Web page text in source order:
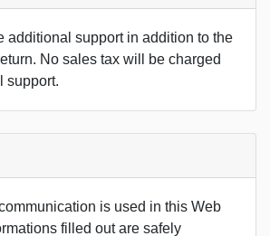
additional support in addition to the
No sales tax will be charged
support.
is used in this Web
filled out are safely